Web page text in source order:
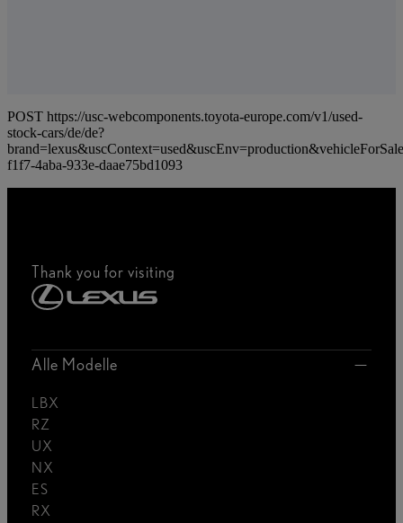
POST https://usc-webcomponents.toyota-europe.com/v1/used-
stock-cars/de/de?
f1f7-4aba-933e-daae75bd1093
Thank you for visiting
Alle Modelle
LBX
RZ
UX
NX
ES
RX